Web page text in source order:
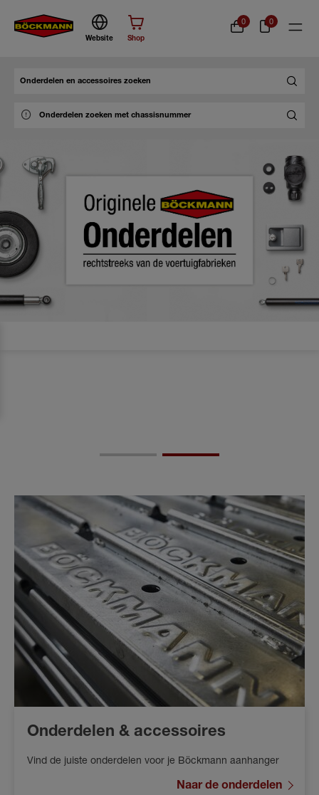
Website Shop
0 0
Onderdelen & accessoires
Vind de juiste onderdelen voor je Böckmann aanhanger
Naar de onderdelen